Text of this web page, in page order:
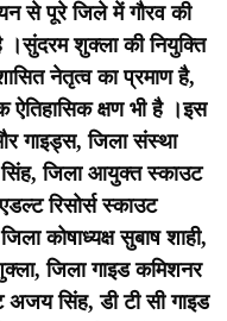
से पूरे जिले में गौरव की
।सुंदरम शुक्ला की नियुक्ति
नेतृत्व का प्रमाण है,
क्षण भी है ।इस
गाइड्स, जिला संस्था
जिला आयुक्त स्काउट
रिसोर्स स्काउट
कोषाध्यक्ष सुबाष शाही,
जिला गाइड कमिशनर
अजय सिंह, डी टी सी गाइड